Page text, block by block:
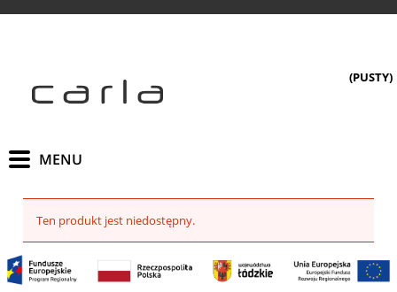
(PUSTY)
Ten produkt jest niedostępny.